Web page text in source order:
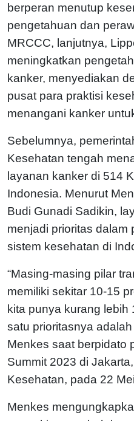
berperan menutup
pengetahuan dan
MRCCC, lanjutnya,
meningkatkan
kanker, menyediakan
pusat para praktisi
menangani kanker
Sebelumnya,
Kesehatan tengah
layanan kanker di 514
Indonesia. Menurut
Budi Gunadi Sadikin,
menjadi prioritas dalam
sistem kesehatan di
“Masing-masing pilar
memiliki sekitar 10-15
kita punya kurang lebih
satu prioritasnya
Menkes saat berpidato
Summit 2023 di
Kesehatan, pada 22
Menkes